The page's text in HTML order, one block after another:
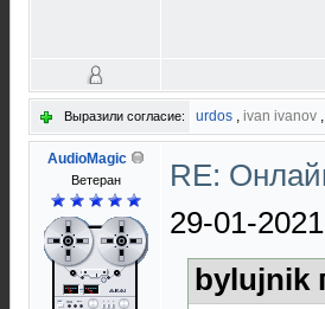
Выразили согласие: urdos , ivan ivanov ,
AudioMagic
Ветеран
RE:
29-01-
bylujnik